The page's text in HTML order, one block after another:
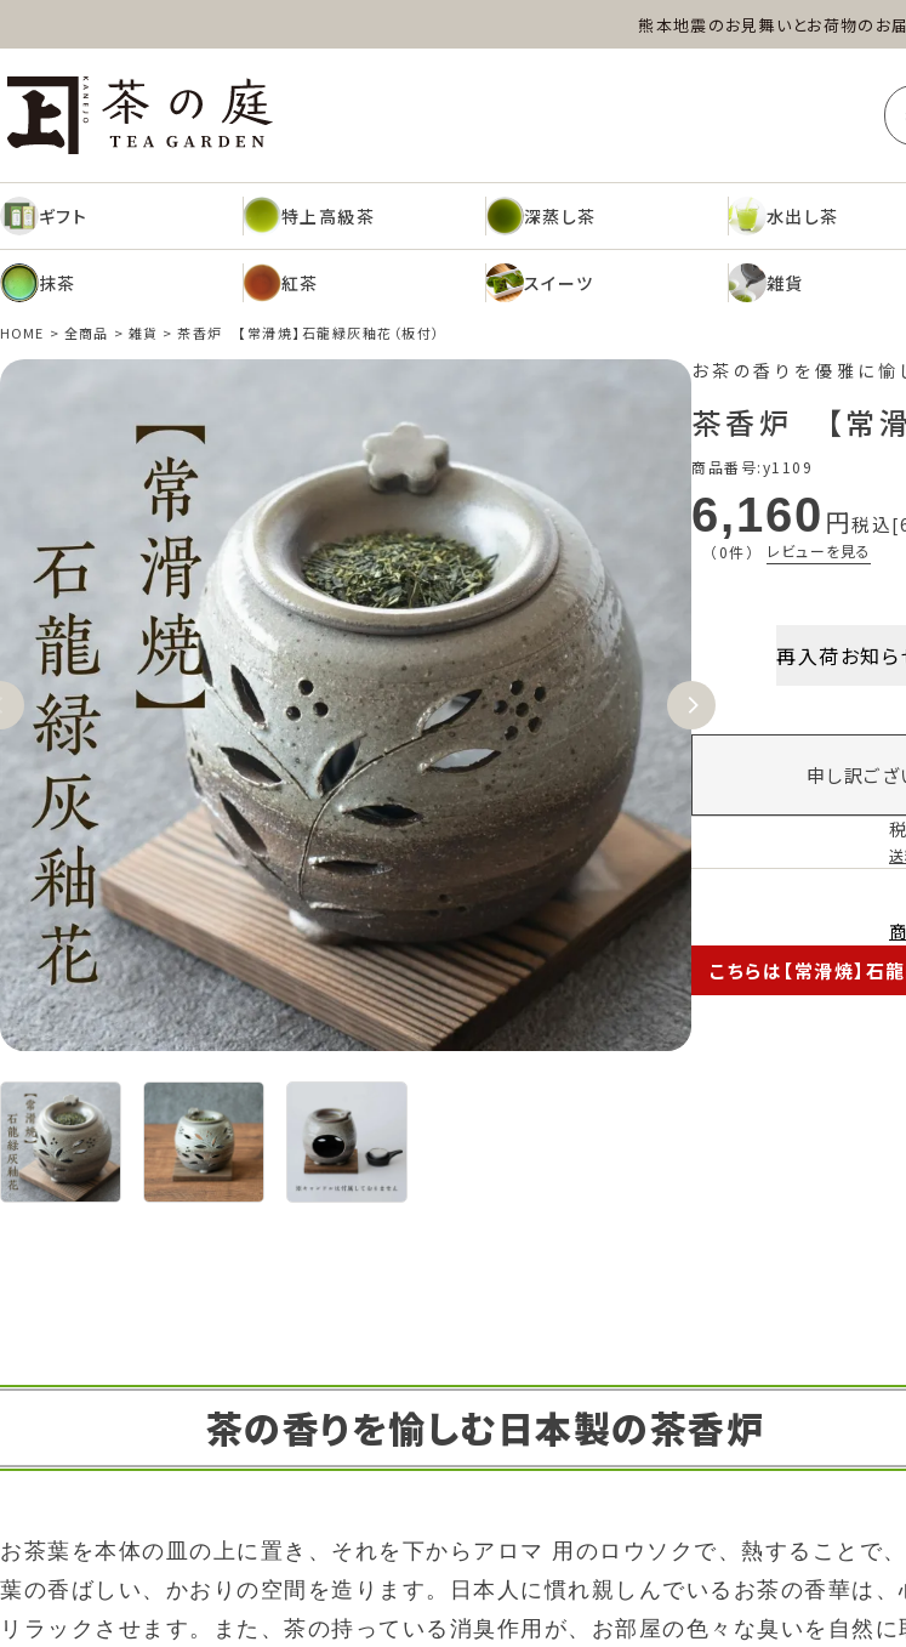
熊本地震のお見舞いとお荷物のお
水出し茶
抹茶
ギフト 特上高級茶 深蒸し茶 水出し茶
抹茶 紅茶 スイーツ 雑貨
HOME 全商品 雑貨 茶香炉 【常滑焼】石龍緑灰釉花（板付）
お茶の香りを優雅に愉
茶香炉 【常滑
商品番号 y1109
6,160 税込
（0件） レビューを見る
再入荷お知ら
申し訳ござ
こちらは【常滑焼】石
茶の香りを愉しむ日本製の茶香炉
お茶葉を本体の皿の上に置き、それを下からアロマ 用のロウソクで、熱することで
葉の香ばしい、かおりの空間を造ります。日本人に慣れ親しんでいるお茶の香華は、
リラックさせます。また、茶の持っている消臭作用が、お部屋の色々な臭いを自然に